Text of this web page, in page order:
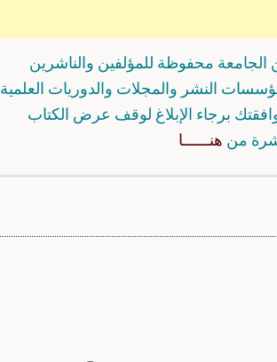
محفوظة للمؤلفين والناشرين
النشر والمجلات والدوريات العلمية
برجاء الإبلاغ لوقف عرض الكتاب
من هنــــــا